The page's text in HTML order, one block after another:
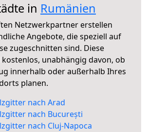
in Rumänien
Netzwerkpartner erstellen
Angebote, die speziell auf
zugeschnitten sind. Diese
unabhängig davon, ob
innerhalb oder außerhalb Ihres
planen.
nach Arad
nach București
nach Cluj-Napoca